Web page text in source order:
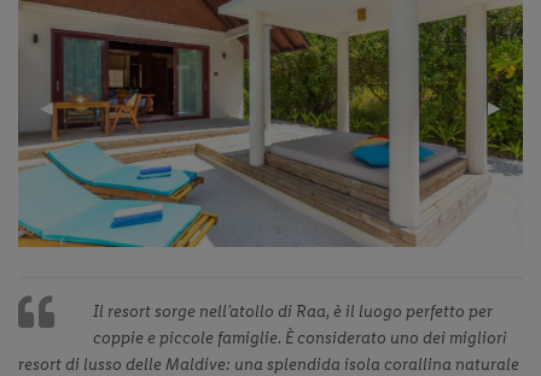
Previous
Slide
◀︎
Next
Slide
▶︎
Il resort sorge nell’atollo di Raa, è il luogo perfetto per
coppie e piccole famiglie. È considerato uno dei migliori
resort di lusso delle Maldive: una splendida isola corallina naturale